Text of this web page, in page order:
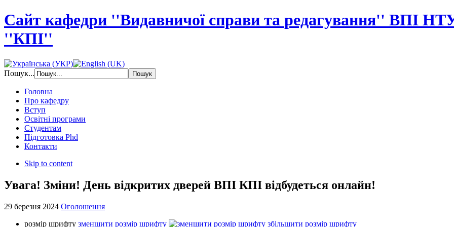
Сайт кафедри ''Видавничої справи та редагування'' ВПІ
''КПІ''
Пошук...
Головна
Про кафедру
Вступ
Освітні програми
Студентам
Підготовка Phd
Контакти
Skip to content
Увага! Зміни! День відкритих дверей ВПІ КПІ відбудеться онлайн!
29 березня 2024 Оголошення
розмір шрифту зменшити розмір шрифту збільшити розмір шрифту